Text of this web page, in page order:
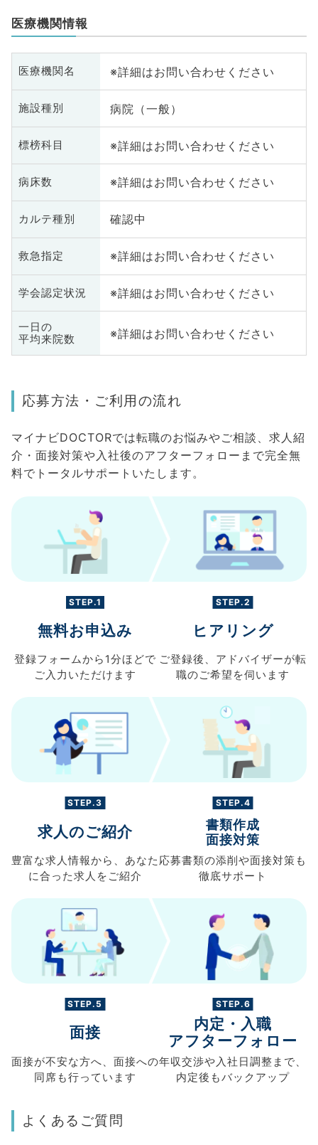
医療機関情報
医療機関名 ※詳細はお問い合わせください
施設種別 病院（一般）
標榜科目 ※詳細はお問い合わせください
病床数 ※詳細はお問い合わせください
カルテ種別 確認中
救急指定 ※詳細はお問い合わせください
学会認定状況 ※詳細はお問い合わせください
一日の
平均来院数
※詳細はお問い合わせください
応募方法・ご利用の流れ
マイナビDOCTORでは転職のお悩みやご相談、求人紹
介・面接対策や入社後のアフターフォローまで完全無
料でトータルサポートいたします。
STEP.1
無料お申込み
登録フォームから 1分ほどで
ご入力 いただけます
STEP.2
ヒアリング
ご登録後、 アドバイザーが転
職のご希望を伺います
STEP.3
求人のご紹介
豊富な求人情報から、 あなた
に合った求人を ご紹介
STEP.4
書類作成
面接対策
応募書類の添削や面接対策も
徹底サポート
STEP.5
面接
面接が不安な方へ、 面接への
同席も行っています
STEP.6
内定・入職
アフターフォロー
年収交渉や 入社日調整まで、
内定後もバックアップ
よくあるご質問